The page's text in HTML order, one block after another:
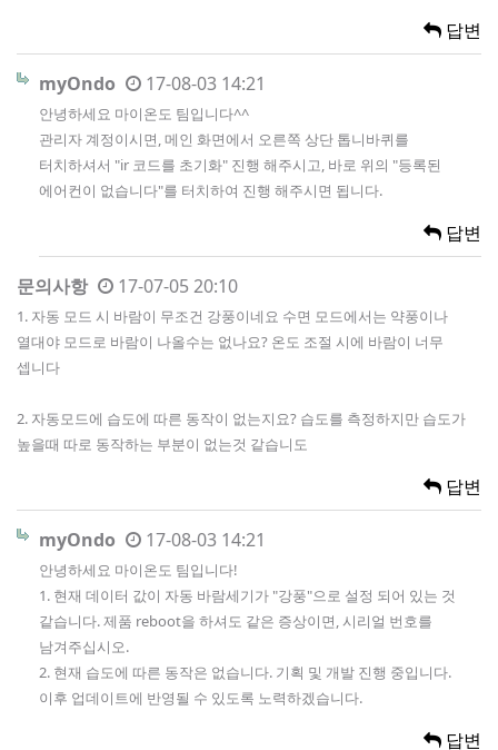
답변
myOndo 17-08-03 14:21
안녕하세요 마이온도 팀입니다^^
관리자 계정이시면, 메인 화면에서 오른쪽 상단 톱니바퀴를
터치하셔서 "ir 코드를 초기화" 진행 해주시고, 바로 위의 "등록된
에어컨이 없습니다"를 터치하여 진행 해주시면 됩니다.
답변
문의사항 17-07-05 20:10
1. 자동 모드 시 바람이 무조건 강풍이네요 수면 모드에서는 약풍이나
열대야 모드로 바람이 나올수는 없나요? 온도 조절 시에 바람이 너무
셉니다
2. 자동모드에 습도에 따른 동작이 없는지요? 습도를 측정하지만 습도가
높을때 따로 동작하는 부분이 없는것 같습니도
답변
myOndo 17-08-03 14:21
안녕하세요 마이온도 팀입니다!
1. 현재 데이터 값이 자동 바람세기가 "강풍"으로 설정 되어 있는 것
같습니다. 제품 reboot을 하셔도 같은 증상이면, 시리얼 번호를
남겨주십시오.
2. 현재 습도에 따른 동작은 없습니다. 기획 및 개발 진행 중입니다.
이후 업데이트에 반영될 수 있도록 노력하겠습니다.
답변